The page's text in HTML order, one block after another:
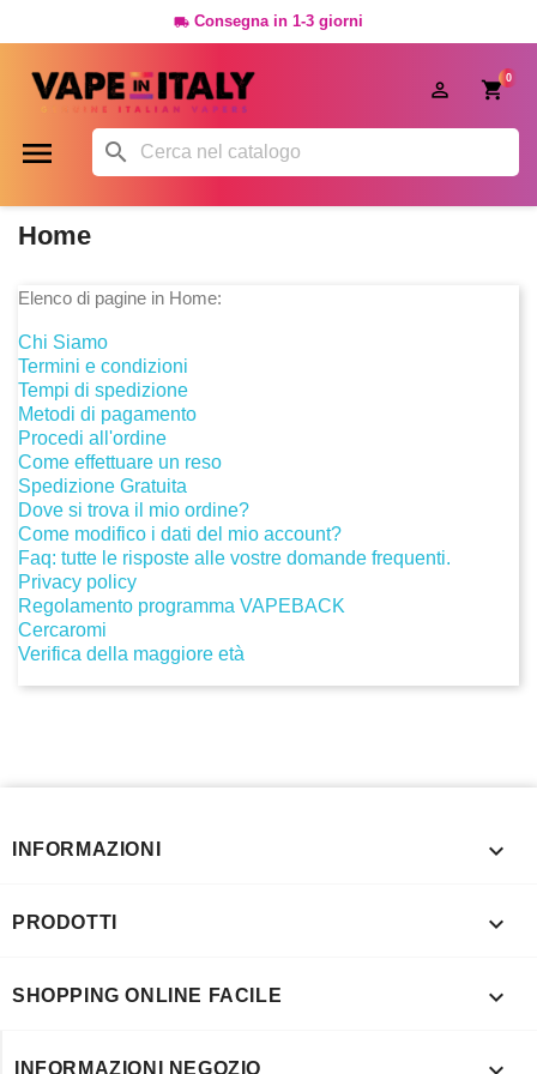
 Consegna in 1-3 giorni
0

 
Home
Elenco di pagine in Home:
Chi Siamo
Termini e condizioni
Tempi di spedizione
Metodi di pagamento
Procedi all'ordine
Come effettuare un reso
Spedizione Gratuita
Dove si trova il mio ordine?
Come modifico i dati del mio account?
Faq: tutte le risposte alle vostre domande frequenti.
Privacy policy
Regolamento programma VAPEBACK
Cercaromi
Verifica della maggiore età
INFORMAZIONI 
PRODOTTI 
SHOPPING ONLINE FACILE 
INFORMAZIONI NEGOZIO